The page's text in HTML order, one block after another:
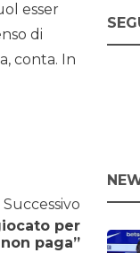
esser
di
conta. In
Successivo
per
paga”